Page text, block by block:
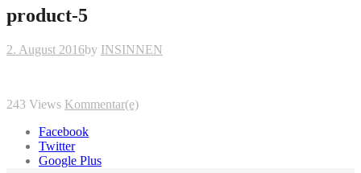
product-5
2. August 2016by INSINNEN
243 Views Kommentar(e)
Facebook
Twitter
Google Plus